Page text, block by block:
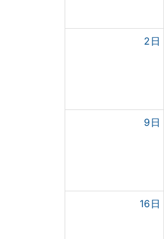
2日
9日
16日